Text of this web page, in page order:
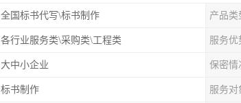
全国标书代写\标书制作 产品类
各行业服务类\采购类\工程类 服务优
大中小企业 保密情
标书制作 服务对